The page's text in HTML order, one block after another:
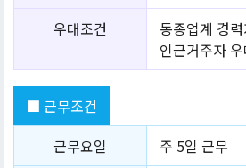
우대조건
동종업계 경
인근거주자 우
■ 근무조건
근무요일
주 5일 근무